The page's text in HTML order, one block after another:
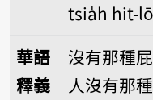
tsia̍h hit-
華語
釋義
沒有那種
人沒有那